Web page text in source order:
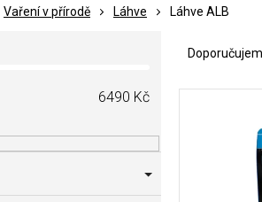
Vaření v přírodě Láhve Láhve ALB
6490 Kč
e